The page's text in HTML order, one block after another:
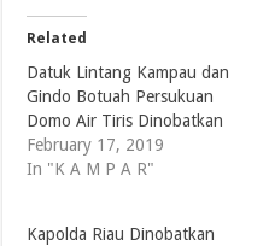
Related
Datuk Lintang Kampau dan
Gindo Botuah Persukuan
Domo Air Tiris Dinobatkan
February 17, 2019
In "K A M P A R"
Kapolda Riau Dinobatkan